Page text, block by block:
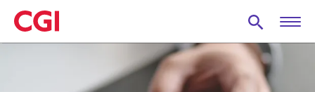
Skip
to
main